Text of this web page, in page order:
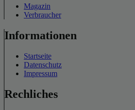
Magazin
Verbraucher
Informationen
Startseite
Datenschutz
Impressum
Rechliches